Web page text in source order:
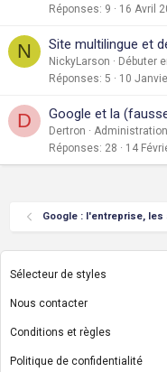
Réponses 9 16 Avril
N Site multilingue et
NickyLarson
Débuter
Réponses 5 10
D Google et la
Dertron
Réponses 28 14
Google : l'entreprise,
Sélecteur de styles
Nous contacter
Conditions et règles
Politique de confidentialité